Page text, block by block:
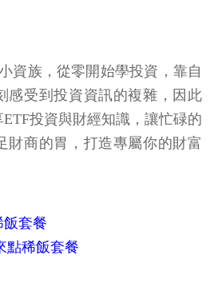
資族，從零開始學投資，靠自
感受到投資資訊的複雜，因此
投資與財經知識，讓忙碌的
財商的胃，打造專屬你的財富
套餐
點稀飯套餐